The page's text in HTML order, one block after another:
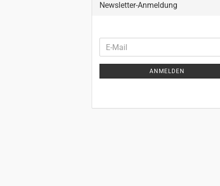
Newsletter-Anmeldung
WEITER
ZUR
NEWSLETTER-
E-
Mail
ANMELDEN